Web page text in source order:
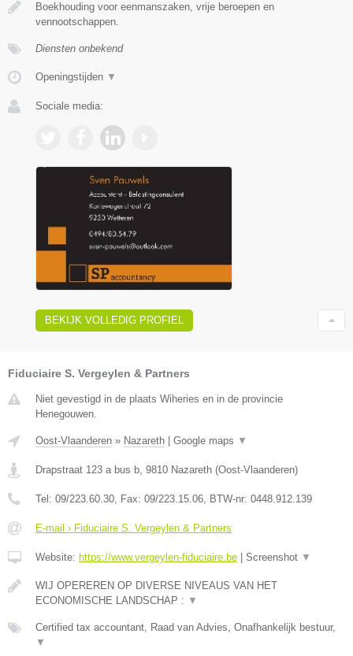
Boekhouding voor eenmanszaken, vrije beroepen en
vennootschappen.
Diensten onbekend
Openingstijden ▼
Sociale media:
BEKIJK VOLLEDIG PROFIEL
Fiduciaire S. Vergeylen & Partners
Niet gevestigd in de plaats Wiheries en in de provincie
Henegouwen.
Oost-Vlaanderen » Nazareth Google maps ▼
Drapstraat 123 a bus b, 9810 Nazareth (Oost-Vlaanderen)
Tel: 09/223.60.30, Fax: 09/223.15.06, BTW-nr: 0448.912.139
E-mail › Fiduciaire S. Vergeylen & Partners
Website: https://www.vergeylen-fiduciaire.be Screenshot ▼
WIJ OPEREREN OP DIVERSE NIVEAUS VAN HET
ECONOMISCHE LANDSCHAP : ▼
Certified tax accountant, Raad van Advies, Onafhankelijk bestuur,
▼